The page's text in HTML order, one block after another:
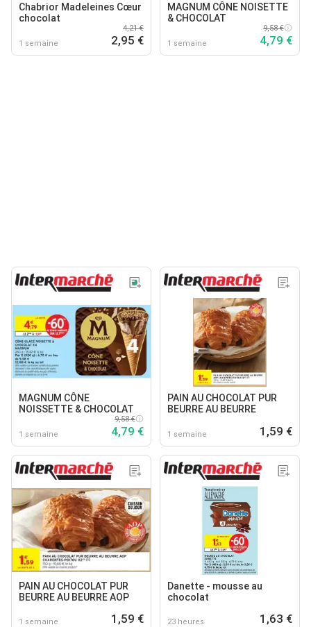
Chabrior Madeleines Cœur
chocolat
1 semaine
4,21 €
2,95 €
MAGNUM CÔNE NOISETTE
& CHOCOLAT
1 semaine
9,58 €
4,79 €
MAGNUM CÔNE
NOISSETTE & CHOCOLAT
1 semaine
9,58 €
4,79 €
PAIN AU CHOCOLAT PUR
BEURRE AU BEURRE
1 semaine 1,59 €
PAIN AU CHOCOLAT PUR
BEURRE AU BEURRE AOP
1 semaine 1,59 €
Danette - mousse au
chocolat
23 heures 1,63 €